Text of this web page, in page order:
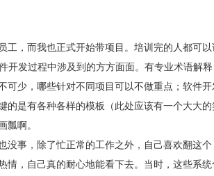
，而我也正式开始带项目。培训完的人都可以
开发过程中涉及到的方方面面。有专业术语解
可少，哪些针对不同项目可以不做重点；软件
的是有各种各样的模板（此处应该有一个大大
瓢啊。
事，除了忙正常的工作之外，自己喜欢翻这
情，自己真的耐心地能看下去。当时，这些系